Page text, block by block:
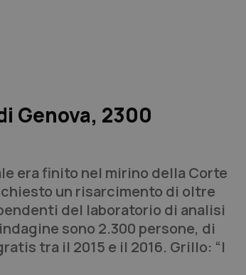
Genova, 2300
era finito nel mirino della Corte
un risarcimento di oltre
del laboratorio di analisi
sono 2.300 persone, di
tra il 2015 e il 2016. Grillo: “I